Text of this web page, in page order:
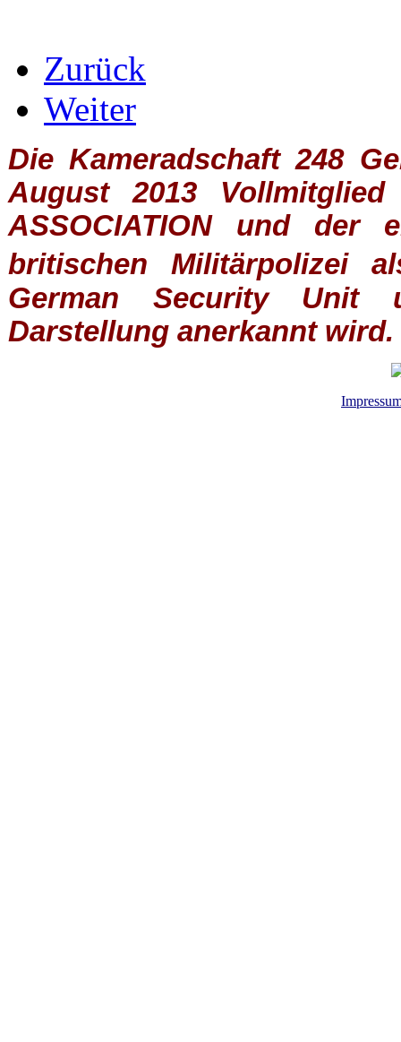
Zurück
Weiter
Die Kameradschaft 248
August 2013
ASSOCIATIONund der
britischen
Militärpolizei
German Security Unit
Darstellung anerkannt wird.